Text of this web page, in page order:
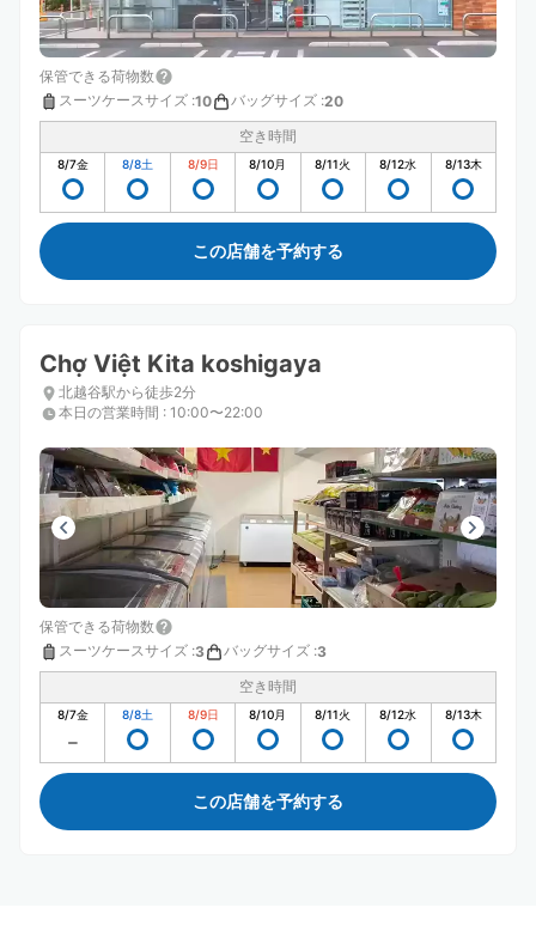
保管できる荷物数
スーツケースサイズ :10 バッグサイズ :20
空き時間
8/7金 8/8土 8/9日 8/10月 8/11火 8/12水 8/13木
この店舗を予約する
Chợ Việt Kita koshigaya
北越谷駅から徒歩2分
本日の営業時間 : 10:00〜22:00
保管できる荷物数
スーツケースサイズ :3 バッグサイズ :3
空き時間
8/7金 8/8土 8/9日 8/10月 8/11火 8/12水 8/13木
この店舗を予約する